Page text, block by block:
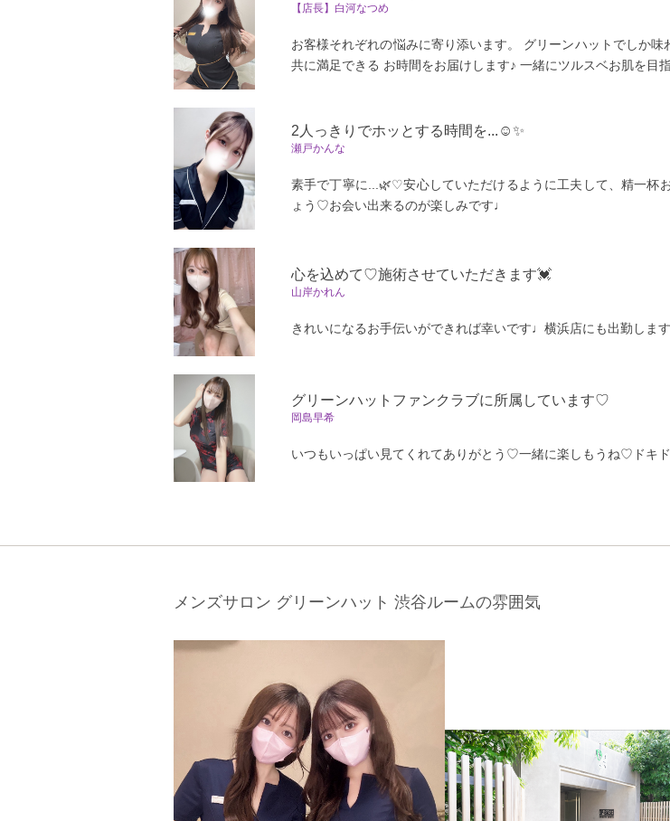
【店長】白河なつめ
お客様それぞれの悩みに寄り添います。 グリーンハットでしか
共に満足できる お時間をお届けします♪ 一緒にツルスベお肌を目
2人っきりでホッとする時間を...☺️✨
瀬戸かんな
素手で丁寧に...🌿♡安心していただけるように工夫して、精一杯
ょう♡お会い出来るのが楽しみです♩
心を込めて♡施術させていただきます💓
山岸かれん
きれいになるお手伝いができれば幸いです♩横浜店にも出勤しま
グリーンハットファンクラブに所属しています♡
岡島早希
いつもいっぱい見てくれてありがとう♡一緒に楽しもうね♡ドキ
メンズサロン グリーンハット 渋谷ルームの雰囲気